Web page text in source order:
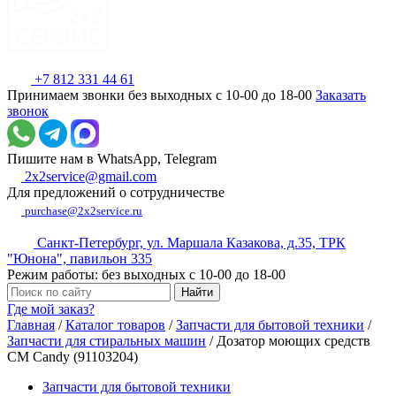
+7 812 331 44 61
Принимаем звонки без выходных с 10-00 до 18-00 Заказать
звонок
Пишите нам в WhatsApp, Telegram
2x2service@gmail.com
Для предложений о сотрудничестве
purchase@2x2service.ru
Санкт-Петербург, ул. Маршала Казакова, д.35, ТРК
"Юнона", павильон 335
Режим работы: без выходных с 10-00 до 18-00
Где мой заказ?
Главная /Каталог товаров /Запчасти для бытовой техники /
Запчасти для стиральных машин / Дозатор моющих средств
СМ Candy (91103204)
Запчасти для бытовой техники